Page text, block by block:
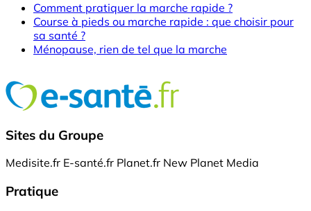
Comment pratiquer la marche rapide ?
Course à pieds ou marche rapide : que choisir pour
sa santé ?
Ménopause, rien de tel que la marche
Sites du Groupe
Medisite.fr E-santé.fr Planet.fr New Planet Media
Pratique